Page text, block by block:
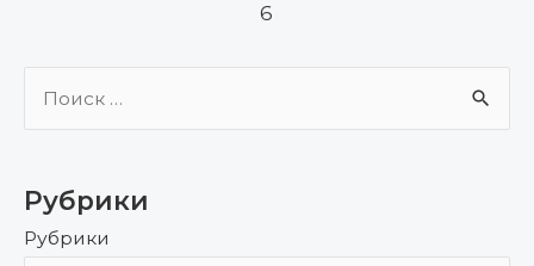
6
с
к
Рубрики
Рубрики